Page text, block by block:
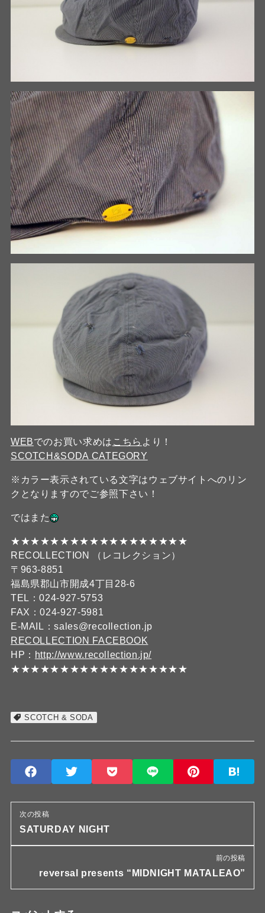
WEBでのお買い求めは こちら より！
SCOTCH&SODA CATEGORY
※カラー表示されている文字はウェブサイトへのリン
クとなりますのでご参照下さい！
ではまた
★★★★★★★★★★★★★★★★★★
RECOLLECTION （レコレクション）
〒963-8851
福島県郡山市開成4丁目28-6
TEL：024-927-5753
FAX：024-927-5981
E-MAIL：sales@recollection.jp
RECOLLECTION FACEBOOK
HP： http://www.recollection.jp/
★★★★★★★★★★★★★★★★★★
SCOTCH & SODA
次の投稿
SATURDAY NIGHT
前の投稿
reversal presents “MIDNIGHT MATALEAO”